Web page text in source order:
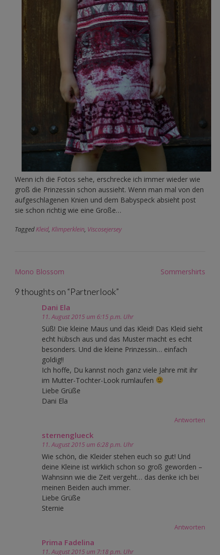
Wenn ich die Fotos sehe, erschrecke ich immer wieder wie
groß die Prinzessin schon aussieht. Wenn man mal von den
aufgeschlagenen Knien und dem Babyspeck absieht post
sie schon richtig wie eine Große…
TaggedKleid, Klimperklein, Viscosejersey
Post
Mono Blossom Sommershirts
9 thoughts on “Partnerlook”
Dani Ela
11. August 2015 um 6:15 p.m. Uhr
Süß! Die kleine Maus und das Kleid! Das Kleid sieht
echt hübsch aus und das Muster macht es echt
besonders. Und die kleine Prinzessin… einfach
goldig!!
Ich hoffe, Du kannst noch ganz viele Jahre mit ihr
im Mutter-Tochter-Look rumlaufen
Liebe Grüße
Dani Ela
Antworten
sternenglueck
11. August 2015 um 6:28 p.m. Uhr
Wie schön, die Kleider stehen euch so gut! Und
deine Kleine ist wirklich schon so groß geworden –
Wahnsinn wie die Zeit vergeht… das denke ich bei
meinen Beiden auch immer.
Liebe Grüße
Sternie
Antworten
Prima Fadelina
11. August 2015 um 7:18 p.m. Uhr